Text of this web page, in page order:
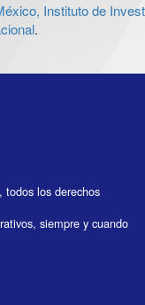
Instituto de
.
todos los derechos
siempre y cuando